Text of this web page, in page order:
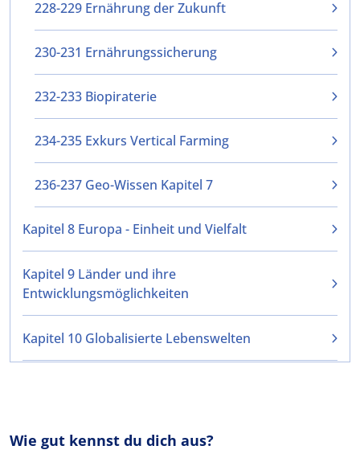
228-229 Ernährung der Zukunft
230-231 Ernährungssicherung
232-233 Biopiraterie
234-235 Exkurs Vertical Farming
236-237 Geo-Wissen Kapitel 7
Kapitel 8 Europa - Einheit und Vielfalt
Kapitel 9 Länder und ihre
Entwicklungsmöglichkeiten
Kapitel 10 Globalisierte Lebenswelten
Wie gut kennst du dich aus?